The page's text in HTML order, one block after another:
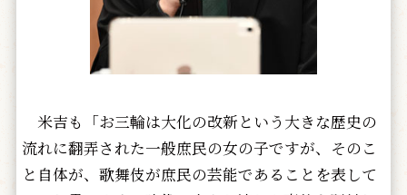
米吉も「お三輪は大化の改新という大きな歴史の
流れに翻弄された一般庶民の女の子ですが、そのこ
と自体が、歌舞伎が庶民の芸能であることを表して